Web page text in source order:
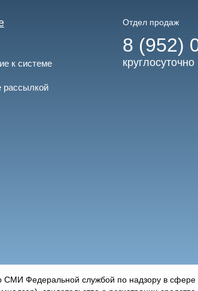
к системе
рассылкой
Отдел продаж
8 (952)
круглосуточно
Федеральной службой по надзору в сфере